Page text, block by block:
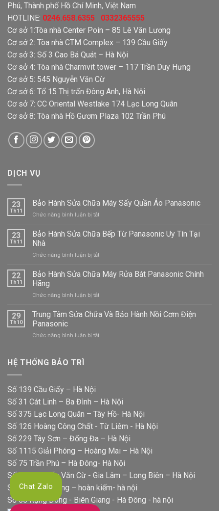
Phú, Thành phố Hồ Chí Minh, Việt Nam
HOTLINE: 0246.658.6355 0332365555
Cơ sở 1:Tòa nhà Center Poin – 85 Lê Văn Lương
Cơ sở 2: Tòa nhà CTM Complex – 139 Cầu Giấy
Cơ sở 3: Số 3 Cao Bá Quát – Hà Nội
Cơ sở 4: Tòa nhà Charmvit tower – 117 Trần Duy Hưng
Cơ sở 5: 545 Nguyễn Văn Cừ
Cơ sở 6: Tổ 15 Thị trấn Đông Anh, Hà Nội
Cơ sở 7: CC Oriental Westlake 174 Lạc Long Quân
Cơ sở 8: Tòa nhà Hồ Gươm Plaza 102 Trần Phú
DỊCH VỤ
23
Th11
Bảo Hành Sửa Chữa Máy Sấy Quần Áo Panasonic
Chức năng bình luận bị tắtở
Hành
Máy
Quần
23
Th11
Bảo Hành Sửa Chữa Bếp Từ Panasonic Uy Tín Tại
Nhà
Chức năng bình luận bị tắtở
Hành
Bếp
Panasonic
Tại
22
Th11
Bảo Hành Sửa Chữa Máy Rửa Bát Panasonic Chính
Hãng
Chức năng bình luận bị tắtở
Hành
Máy
29
Th10
Trung Tâm Sửa Chữa Và Bảo Hành Nồi Cơm Điện
Panasonic
Chức năng bình luận bị tắtở
Nồi
Cơm
Điện
Panasonic
HỆ THỐNG BẢO TRÌ
Số 139 Cầu Giấy – Hà Nội
Số 31 Cát Linh – Ba Đình – Hà Nội
Số 375 Lạc Long Quân – Tây Hồ- Hà Nội
Số 126 Hoàng Công Chất - Từ Liêm - Hà Nội
Số 229 Tây Sơn – Đống Đa – Hà Nội
Số 1115 Giải Phóng – Hoàng Mai – Hà Nội
Số 75 Trần Phú – Hà Đông- Hà Nội
Số 322 Nguyễn Văn Cừ - Gia Lâm – Long Biên – Hà Nội
Số 39 hai bà trưng – hoàn kiếm- hà nội
Số 56 Rạng Đông - Biên Giang - Hà Đông - hà nội
Chat Zalo